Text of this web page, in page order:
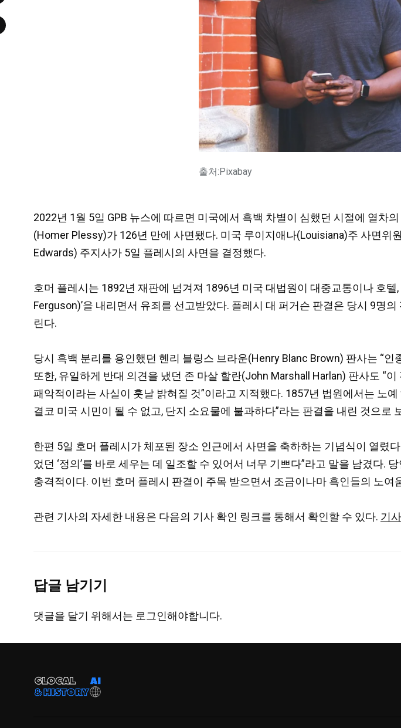
출처:Pixabay
2022년 1월 5일 GPB 뉴스에 따르면 미국에서 흑백 차별이 심했던 시절에 열차
(Homer Plessy)가 126년 만에 사면됐다. 미국 루이지애나(Louisiana)주 사면위
Edwards) 주지사가 5일 플레시의 사면을 결정했다.
호머 플레시는 1892년 재판에 넘겨져 1896년 미국 대법원이 대중교통이나 호
Ferguson)’을 내리면서 유죄를 선고받았다. 플레시 대 퍼거슨 판결은 당시 9명
린다.
당시 흑백 분리를 용인했던 헨리 블링스 브라운(Henry Blanc Brown) 판사는 “
또한, 유일하게 반대 의견을 냈던 존 마살 할란(John Marshall Harlan) 판사도 “
패악적이라는 사실이 훗날 밝혀질 것”이라고 지적했다. 1857년 법원에서는 노
결코 미국 시민이 될 수 없고, 단지 소요물에 불과하다”라는 판결을 내린 것으로
한편 5일 호머 플레시가 체포된 장소 인근에서 사면을 축하하는 기념식이 열렸
었던 ‘정의’를 바로 세우는 데 일조할 수 있어서 너무 기쁘다”라고 말을 남겼다
충격적이다. 이번 호머 플레시 판결이 주목 받으면서 조금이나마 흑인들의 노여
관련 기사의 자세한 내용은 다음의 기사 확인 링크를 통해서 확인할 수 있다. 기
답글 남기기
댓글을 달기 위해서는 로그인해야합니다.